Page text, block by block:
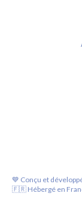
💙 Conçu et
🇫🇷 Hébergé en